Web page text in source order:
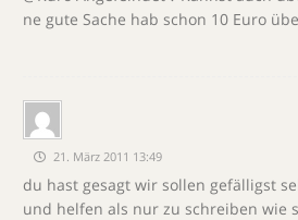
ne gute Sache hab schon 10 Euro
21. März 2011 13:49
du hast gesagt wir sollen gefälligst
und helfen als nur zu schreiben wie